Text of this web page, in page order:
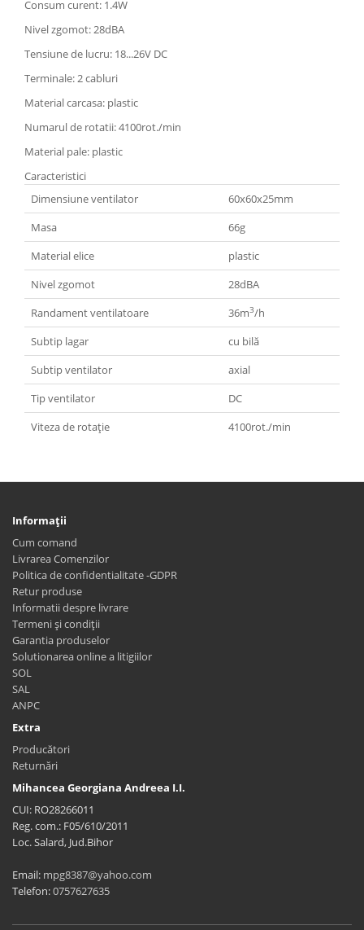
Consum curent: 1.4W
Nivel zgomot: 28dBA
Tensiune de lucru: 18...26V DC
Terminale: 2 cabluri
Material carcasa: plastic
Numarul de rotatii: 4100rot./min
Material pale: plastic
Caracteristici
Dimensiune ventilator
60x60x25mm
Masa
66g
Material elice
plastic
Nivel zgomot
28dBA
Randament ventilatoare
36m3/h
Subtip lagar
cu bilă
Subtip ventilator
axial
Tip ventilator
DC
Viteza de rotaţie
4100rot./min
Informaţii
Cum comand
Livrarea Comenzilor
Politica de confidentialitate -GDPR
Retur produse
Informatii despre livrare
Termeni și condiții
Garantia produselor
Solutionarea online a litigiilor
SOL
SAL
ANPC
Extra
Producători
Returnări
Mihancea Georgiana Andreea I.I.
CUI: RO28266011
Reg. com.: F05/610/2011
Loc. Salard, Jud.Bihor
Email: mpg8387@yahoo.com
Telefon:0757627635